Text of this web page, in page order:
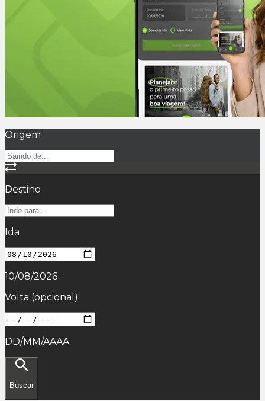
Origem
Destino
Ida
10/08/2026
Volta (opcional)
DD/MM/AAAA
Buscar